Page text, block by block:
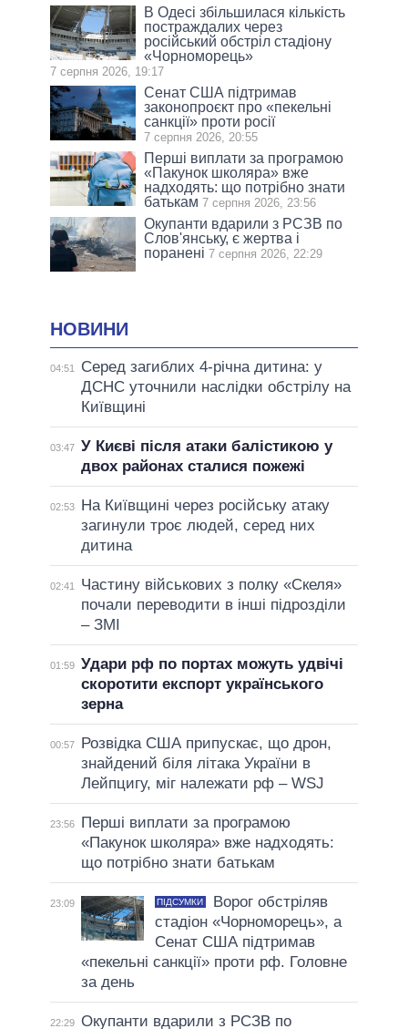
В Одесі збільшилася кількість
постраждалих через
російський обстріл стадіону
«Чорноморець»
7 серпня 2026, 19:17
Сенат США підтримав
законопроєкт про «пекельні
санкції» проти росії
7 серпня 2026, 20:55
Перші виплати за програмою
«Пакунок школяра» вже
надходять: що потрібно знати
батькам 7 серпня 2026, 23:56
Окупанти вдарили з РСЗВ по
Слов'янську, є жертва і
поранені 7 серпня 2026, 22:29
НОВИНИ
04:51
Серед загиблих 4-річна дитина: у
ДСНС уточнили наслідки обстрілу на
Київщині
03:47 У Києві після атаки балістикою у
двох районах сталися пожежі
02:53
На Київщині через російську атаку
загинули троє людей, серед них
дитина
02:41
Частину військових з полку «Скеля»
почали переводити в інші підрозділи
– ЗМІ
01:59 Удари рф по портах можуть удвічі
скоротити експорт українського
зерна
00:57
Розвідка США припускає, що дрон,
знайдений біля літака України в
Лейпцигу, міг належати рф – WSJ
23:56
Перші виплати за програмою
«Пакунок школяра» вже надходять:
що потрібно знати батькам
23:09 ПІДСУМКИ
Ворог обстріляв
стадіон «Чорноморець», а
Сенат США підтримав
«пекельні санкції» проти рф. Головне
за день
22:29 Окупанти вдарили з РСЗВ по